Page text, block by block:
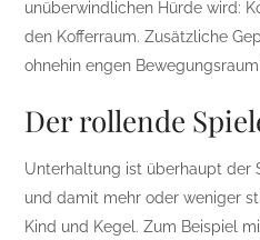
unüberwindlichen Hürde wird:
den Kofferraum. Zusätzliche
ohnehin engen
Der rollende
Unterhaltung ist überhaupt der
und damit mehr oder weniger
Kind und Kegel. Zum Beispiel